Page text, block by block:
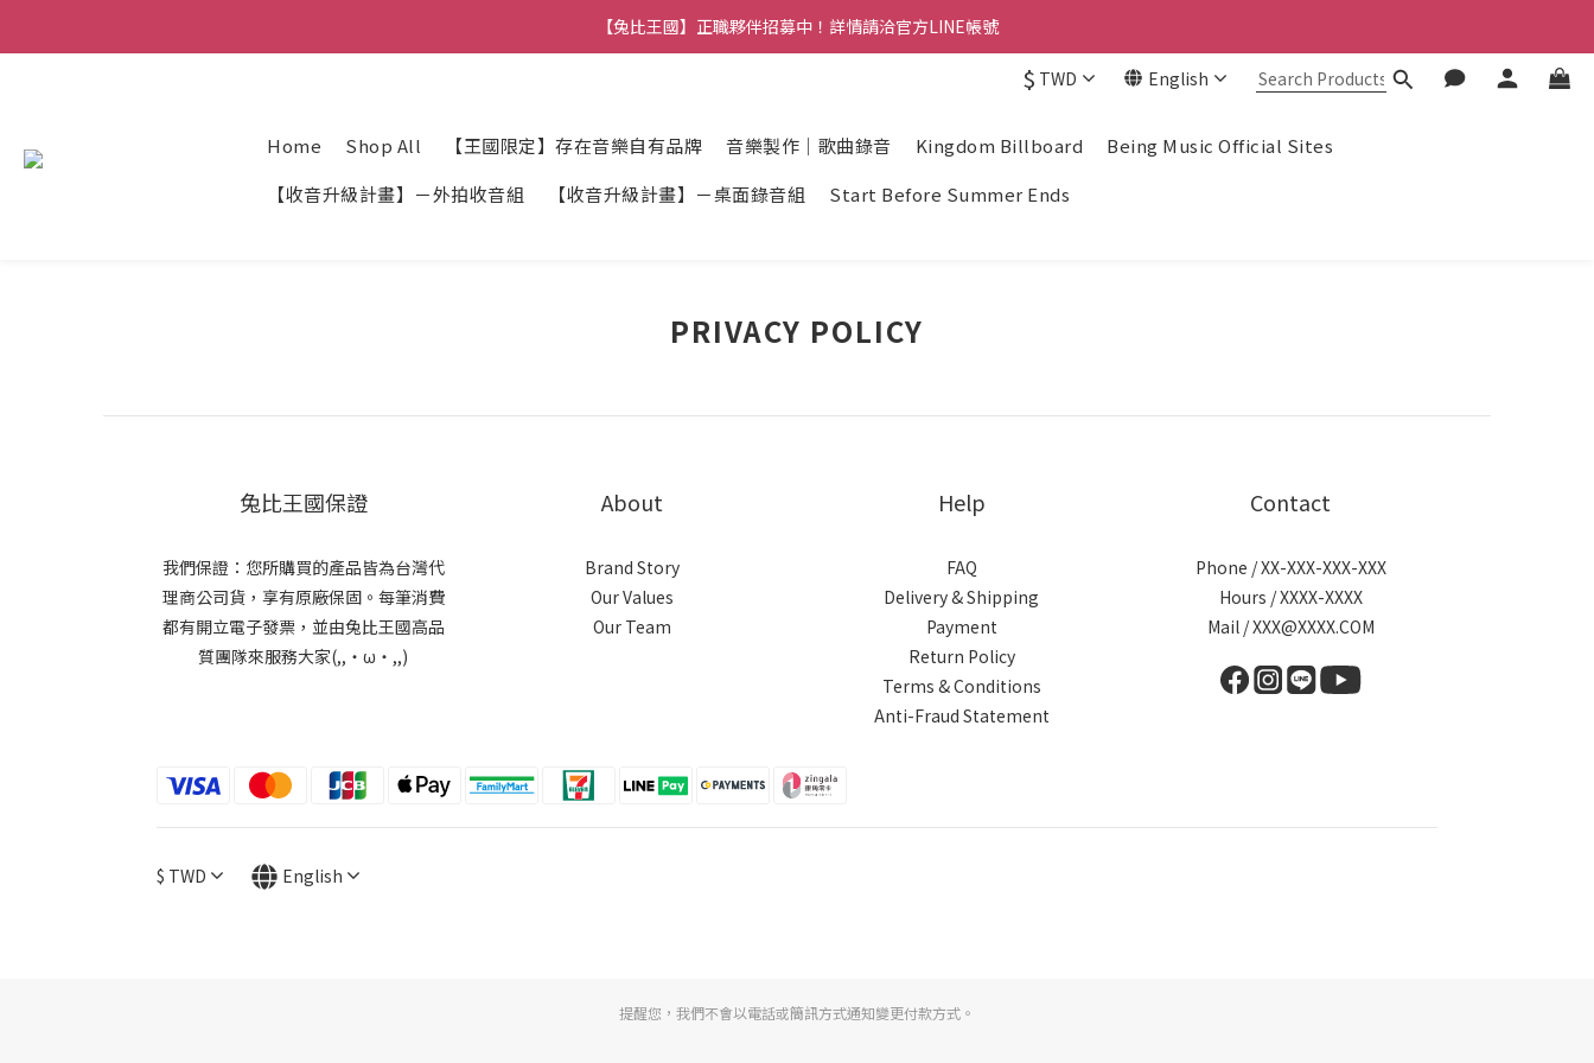
【兔比王國公告】新加入的冒險者，註冊會員即可立馬享有300元購物金！
【兔比王國】正職夥伴招募中！詳情請洽官方LINE帳號
【兔比王國公告】新加入的冒險者，註冊會員即可立馬享有300元購物金！
$ TWD English
Home Shop All 【王國限定】存在音樂自有品牌 音樂製作｜歌曲錄音 Kingdom Billboard
Being Music Official Sites
【收音升級計畫】－外拍收音組
【收音升級計畫】－桌面錄音組 Start Before Summer Ends
PRIVACY POLICY
兔比王國保證
我們保證：您所購買的產品皆為台灣代
理商公司貨，享有原廠保固。每筆消費
都有開立電子發票，並由兔比王國高品
質團隊來服務大家(,,・ω・,,)
About
Brand Story
Our Values
Our Team
Help
FAQ
Delivery & Shipping
Payment
Return Policy
Terms & Conditions
Anti-Fraud Statement
Contact
Phone / XX-XXX-XXX-XXX
Hours / XXXX-XXXX
Mail / XXX@XXXX.COM
$ TWD English
提醒您，我們不會以電話或簡訊方式通知變更付款方式。